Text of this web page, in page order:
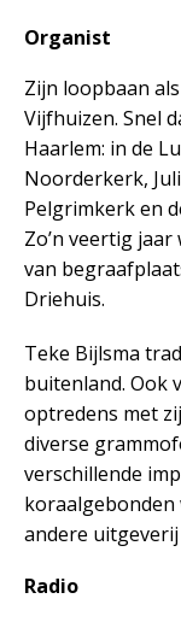
Organist
Zijn loopbaan
Vijfhuizen. Snel
Haarlem: in de
Noorderkerk,
Pelgrimkerk en
Zo’n veertig
van
Driehuis.
Teke Bijlsma
buitenland. Ook
optredens met
diverse
verschillende
andere uitgeverij
Radio